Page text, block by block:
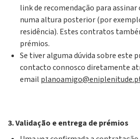
link de recomendação para
numa altura posterior (por
residência). Estes contratos
prémios.
Se tiver alguma dúvida sobre este
contacto connosco diretamente
email
3. Validação e entrega de prémios